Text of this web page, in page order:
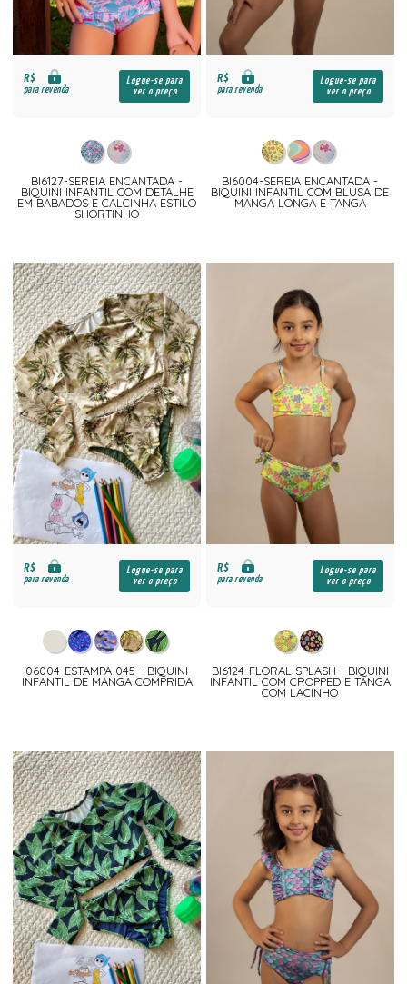
R$
para revenda
Logue-se para
ver o preço
BI6127-SEREIA ENCANTADA -
BIQUINI INFANTIL COM DETALHE
EM BABADOS E CALCINHA ESTILO
SHORTINHO
R$
para revenda
Logue-se para
ver o preço
BI6004-SEREIA ENCANTADA -
BIQUINI INFANTIL COM BLUSA DE
MANGA LONGA E TANGA
R$
para revenda
Logue-se para
ver o preço
06004-ESTAMPA 045 - BIQUINI
INFANTIL DE MANGA COMPRIDA
R$
para revenda
Logue-se para
ver o preço
BI6124-FLORAL SPLASH - BIQUINI
INFANTIL COM CROPPED E TANGA
COM LACINHO